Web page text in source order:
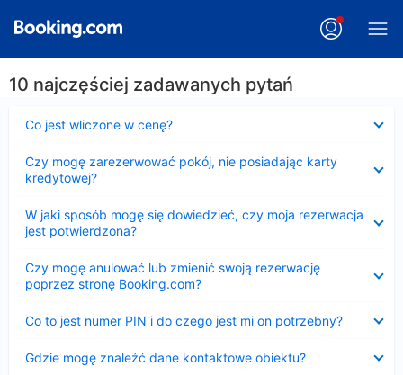
10 najczęściej zadawanych pytań
Co jest wliczone w cenę?
Czy mogę zarezerwować pokój, nie posiadając karty
kredytowej?
W jaki sposób mogę się dowiedzieć, czy moja rezerwacja
jest potwierdzona?
Czy mogę anulować lub zmienić swoją rezerwację
poprzez stronę Booking.com?
Co to jest numer PIN i do czego jest mi on potrzebny?
Gdzie mogę znaleźć dane kontaktowe obiektu?